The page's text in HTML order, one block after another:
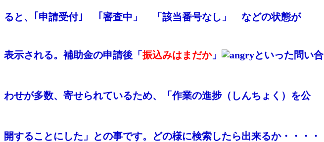
ると、｢申請受付｣ 「審査中」 「該当番号なし」 などの状態が
表示される。補助金の申請後「振込みはまだか」 といった問い合
わせが多数、寄せられているため、「作業の進捗（しんちょく）を公
開することにした」との事です。どの様に検索したら出来るか・・・・